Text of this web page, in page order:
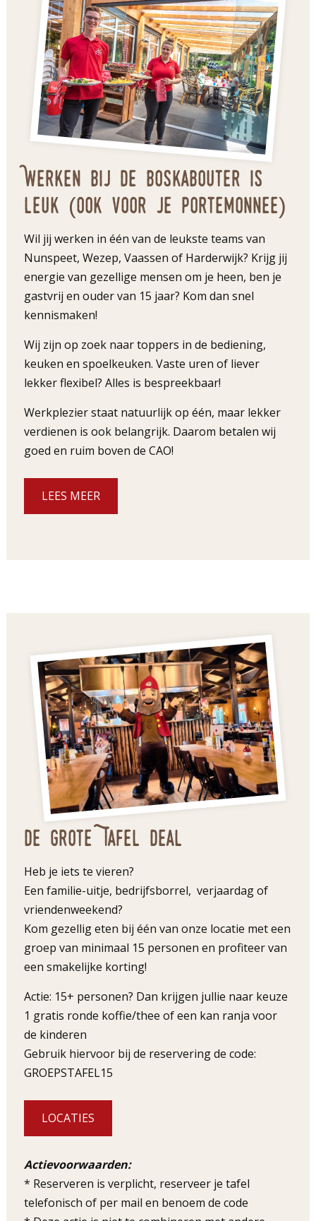
Werken bij de Boskabouter is
leuk (ook voor je portemonnee)
Wil jij werken in één van de leukste teams van
Nunspeet, Wezep, Vaassen of Harderwijk? Krijg jij
energie van gezellige mensen om je heen, ben je
gastvrij en ouder van 15 jaar? Kom dan snel
kennismaken!
Wij zijn op zoek naar toppers in de bediening,
keuken en spoelkeuken. Vaste uren of liever
lekker flexibel? Alles is bespreekbaar!
Werkplezier staat natuurlijk op één, maar lekker
verdienen is ook belangrijk. Daarom betalen wij
goed en ruim boven de CAO!
LEES MEER
De Grote Tafel Deal
Heb je iets te vieren?
Een familie-uitje, bedrijfsborrel, verjaardag of
vriendenweekend?
Kom gezellig eten bij één van onze locatie met een
groep van minimaal 15 personen en profiteer van
een smakelijke korting!
Actie: 15+ personen? Dan krijgen jullie naar keuze
1 gratis ronde koffie/thee of een kan ranja voor
de kinderen
Gebruik hiervoor bij de reservering de code:
GROEPSTAFEL15
LOCATIES
Actievoorwaarden:
* Reserveren is verplicht, reserveer je tafel
telefonisch of per mail en benoem de code